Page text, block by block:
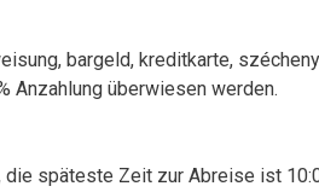
bargeld, kreditkarte,
Anzahlung überwiesen werden.
späteste Zeit zur Abreise ist